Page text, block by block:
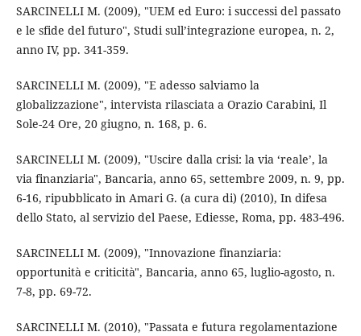
SARCINELLI M. (2009), "UEM ed Euro: i successi del passato
e le sfide del futuro", Studi sull’integrazione europea, n. 2,
anno IV, pp. 341-359.
SARCINELLI M. (2009), "E adesso salviamo la
globalizzazione", intervista rilasciata a Orazio Carabini, Il
Sole-24 Ore, 20 giugno, n. 168, p. 6.
SARCINELLI M. (2009), "Uscire dalla crisi: la via ‘reale’, la
via finanziaria", Bancaria, anno 65, settembre 2009, n. 9, pp.
6-16, ripubblicato in Amari G. (a cura di) (2010), In difesa
dello Stato, al servizio del Paese, Ediesse, Roma, pp. 483-496.
SARCINELLI M. (2009), "Innovazione finanziaria:
opportunità e criticità", Bancaria, anno 65, luglio-agosto, n.
7-8, pp. 69-72.
SARCINELLI M. (2010), "Passata e futura regolamentazione